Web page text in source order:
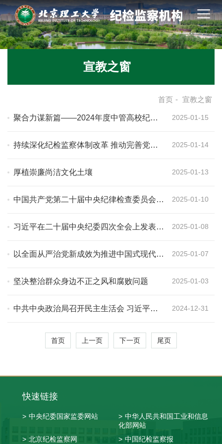
宣教之窗
首页 - 宣教之窗
聚合力谋新篇——2024年度中管高校纪检
2025-01-15
持续深化纪检监察体制改革 推动完善党和
2025-01-14
厚植崇廉尚洁文化土壤 2025-01-13
中国共产党第二十届中央纪律检查委员会第
2025-01-10
习近平在二十届中央纪委四次全会上发表重
2025-01-08
以全面从严治党新成效为推进中国式现代化
发有为忠诚履职纪实
2025-01-07
坚决整治群众身边不正之风和腐败问题 2025-01-03
中共中央政治局召开民主生活会 习近平主
2024-12-31
首页 上一页 下一页 尾页
快速链接
> 中央纪委国家监委网站 > 中华人民共和国工业和信息
化部网站
> 北京纪检监察网 > 中国纪检监察报